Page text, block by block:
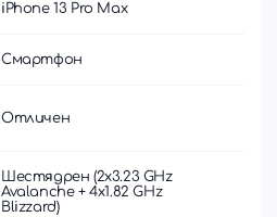
iPhone 13 Pro Max
Смартфон
Отличен
Шестядрен (2x3.23 GHz
Avalanche + 4x1.82 GHz
Blizzard)